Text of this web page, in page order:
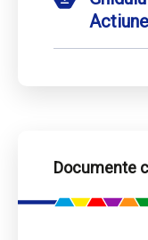
Documente